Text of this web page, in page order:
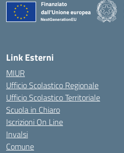
Link Esterni
MIUR
Ufficio Scolastico Regionale
Ufficio Scolastico Territoriale
Scuola in Chiaro
Iscrizioni On Line
Invalsi
Comune